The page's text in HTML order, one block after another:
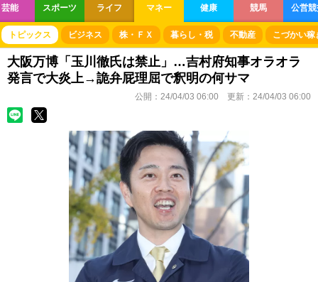
芸能 スポーツ ライフ マネー 健康 競馬 公営
ボートレース 競輪 オートレース
トピックス ビジネス 株・ＦＸ 暮らし・税 不動産 こづかい稼
大阪万博「玉川徹氏は禁止」…吉村府知事オラオラ
発言で大炎上→詭弁屁理屈で釈明の何サマ
公開： 24/04/03 06:00 更新： 24/04/03 06:00